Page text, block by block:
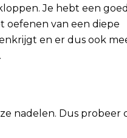
Je hebt een
oefenen van een diepe
en er dus ook
nadelen. Dus probeer